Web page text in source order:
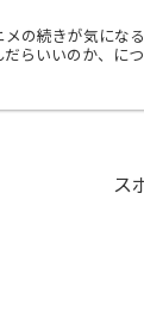
の続きが気になる
らいいのか、に
ス